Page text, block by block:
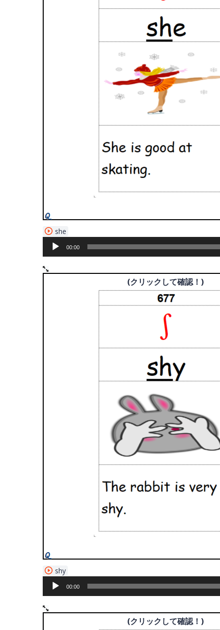
she
プ
ー
00:00
(クリックして確認！)
(クリックして確認！)
shy
プ
ー
00:00
(クリックして確認！)
(クリックして確認！)